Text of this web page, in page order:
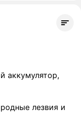
аккумулятор,
лезвия и